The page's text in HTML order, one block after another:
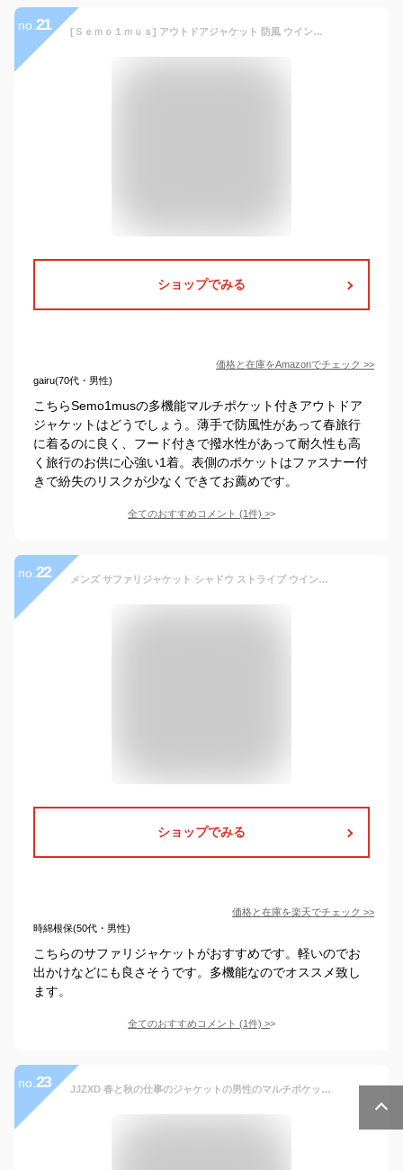
no. 21 [Ｓｅｍｏ１ｍｕｓ] アウトドアジャケット 防風 ウインドブレーカー メンズ 無地 ミリタリージャケット フード付き カーゴジャケット 薄手 登山ジャンパー 多機能マルチポケット 春秋 軽量 撥水 タクティカルジャケット 防水 防汚
ショップでみる
価格と在庫をAmazonでチェック >>
gairu(70代・男性)
こちらSemo1musの多機能マルチポケット付きアウトドア
ジャケットはどうでしょう。薄手で防風性があって春旅行
に着るのに良く、フード付きで撥水性があって耐久性も高
く旅行のお供に心強い1着。表側のポケットはファスナー付
きで紛失のリスクが少なくできてお薦めです。
全てのおすすめコメント (1件) >
no. 22 メンズ サファリジャケット シャドウ ストライプ ウインドブレーカー 紳士 ハーフコート アウター 総裏 メッシュ トラベルジャケット 多機能ポケット付き
ショップでみる
価格と在庫を楽天でチェック >>
時綿根保(50代・男性)
こちらのサファリジャケットがおすすめです。軽いのでお
出かけなどにも良さそうです。多機能なのでオススメ致し
ます。
全てのおすすめコメント (1件) >
no. 23 JJZXD 春と秋の仕事のジャケットの男性のマルチポケットルースジャケットメンズ (Color : A, Size : XL code)